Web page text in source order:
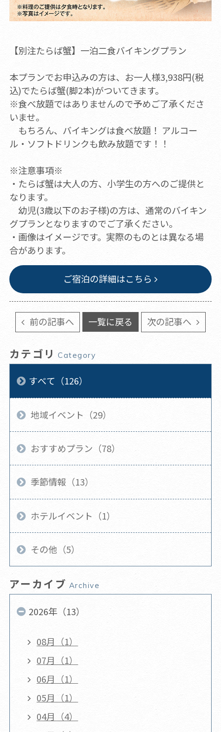
【別注たらば蟹】一泊二食バイキングプラン
本プランでお申込みの方は、お一人様3,938円(税
込)でたらば蟹(脚2本)がついてきます。
※食べ放題ではありませんので予めご了承くださ
いませ。
もちろん、バイキングは食べ放題！ アルコー
ル・ソフトドリンクも飲み放題です！！
※注意事項※
・たらば蟹は大人の方、小学生の方へのご提供と
なります。
幼児(3歳以下のお子様)の方は、通常のバイキン
グプランとなりますのでご了承ください。
・画像はイメージです。実際のものとは異なる場
合があります。
ご宿泊の詳細はこちら
前の記事へ 一覧に戻る 次の記事へ
カテゴリ Category
すべて（126）
地域イベント（29）
おすすめプラン（78）
季節情報（13）
ホテルイベント（1）
その他（5）
アーカイブ Archive
2026年（13）
08月（1）
07月（1）
06月（1）
05月（1）
04月（4）